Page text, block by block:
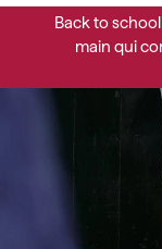
Back to
main qui